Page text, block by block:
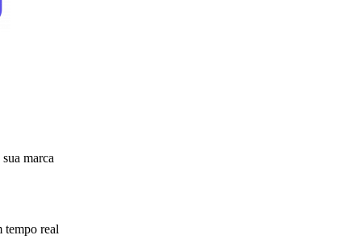
marca
tempo real